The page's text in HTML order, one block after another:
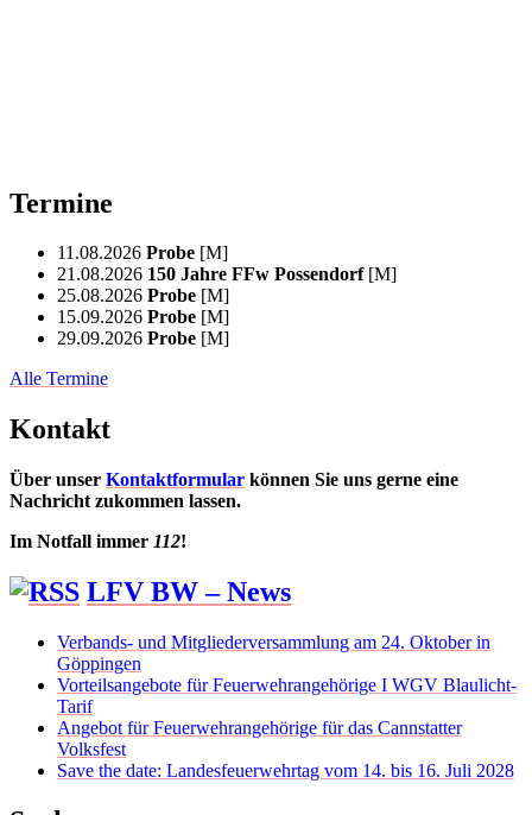
Termine
11.08.2026 Probe [M]
21.08.2026 150 Jahre FFw Possendorf [M]
25.08.2026 Probe [M]
15.09.2026 Probe [M]
29.09.2026 Probe [M]
Alle Termine
Kontakt
Über unser Kontaktformular können Sie uns gerne eine
Nachricht zukommen lassen.
Im Notfall immer 112!
LFV BW – News
Verbands- und Mitgliederversammlung am 24. Oktober in
Göppingen
Vorteilsangebote für Feuerwehrangehörige I WGV Blaulicht-
Tarif
Angebot für Feuerwehrangehörige für das Cannstatter
Volksfest
Save the date: Landesfeuerwehrtag vom 14. bis 16. Juli 2028